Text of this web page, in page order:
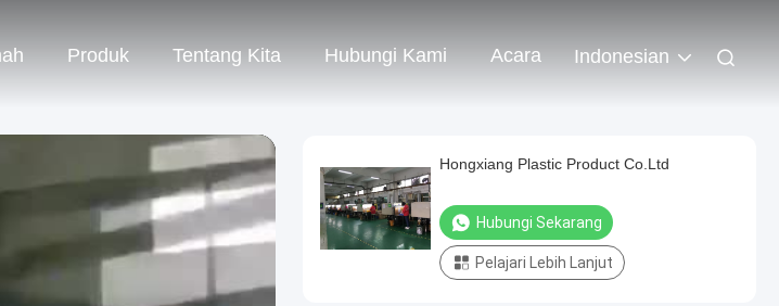
Produk Tentang Kita Hubungi Kami Acara Indonesian
Hongxiang Plastic Product Co.Ltd
Hubungi Sekarang
Pelajari Lebih Lanjut